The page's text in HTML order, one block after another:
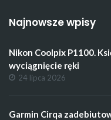
Najnowsze wpisy
Nikon Coolpix P1100.
wyciągnięcie ręki
24 lipca 2026
Garmin Cirqa